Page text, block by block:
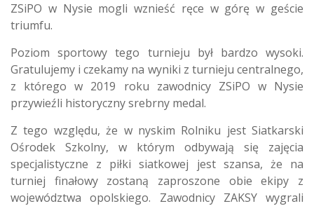
ZSiPO w Nysie mogli wznieść ręce w górę w geście
triumfu.
Poziom sportowy tego turnieju był bardzo wysoki.
Gratulujemy i czekamy na wyniki z turnieju centralnego,
z którego w 2019 roku zawodnicy ZSiPO w Nysie
przywieźli historyczny srebrny medal.
Z tego względu, że w nyskim Rolniku jest Siatkarski
Ośrodek Szkolny, w którym odbywają się zajęcia
specjalistyczne z piłki siatkowej jest szansa, że na
turniej finałowy zostaną zaproszone obie ekipy z
województwa opolskiego. Zawodnicy ZAKSY wygrali